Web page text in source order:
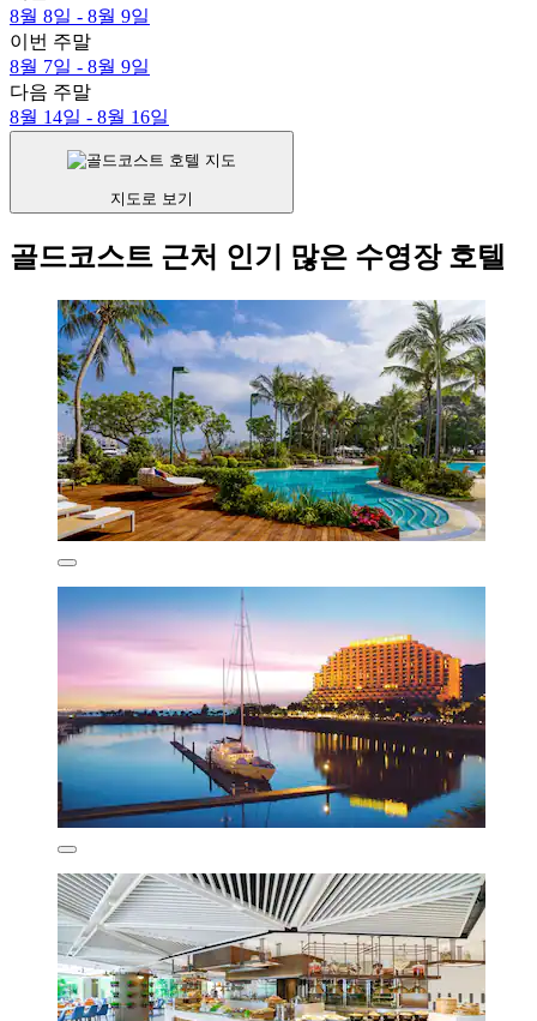
8월 8일 - 8월 9일
이번 주말
8월 7일 - 8월 9일
다음 주말
8월 14일 - 8월 16일
지도로 보기
골드코스트 근처 인기 많은 수영장 호텔